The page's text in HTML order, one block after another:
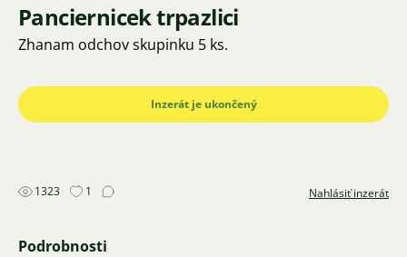
Panciernicek trpazlici
Zhanam odchov skupinku 5 ks.
Inzerát je ukončený
1323 1 Nahlásiť inzerát
Podrobnosti